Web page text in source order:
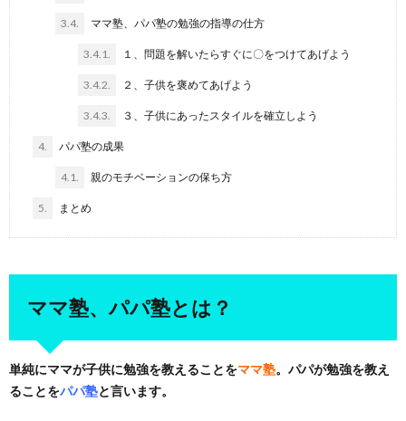
3.4. ママ塾、パパ塾の勉強の指導の仕方
3.4.1. １、問題を解いたらすぐに〇をつけてあげよう
3.4.2. ２、子供を褒めてあげよう
3.4.3. ３、子供にあったスタイルを確立しよう
4. パパ塾の成果
4.1. 親のモチベーションの保ち方
5. まとめ
ママ塾、パパ塾とは？
単純にママが子供に勉強を教えることをママ塾。パパが勉強を教え
ることをパパ塾と言います。